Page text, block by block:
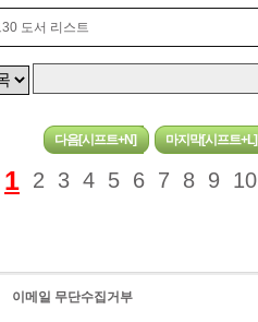
도서 리스트
1 2 3 4 5 6 7 8 9 10
이메일 무단수집거부